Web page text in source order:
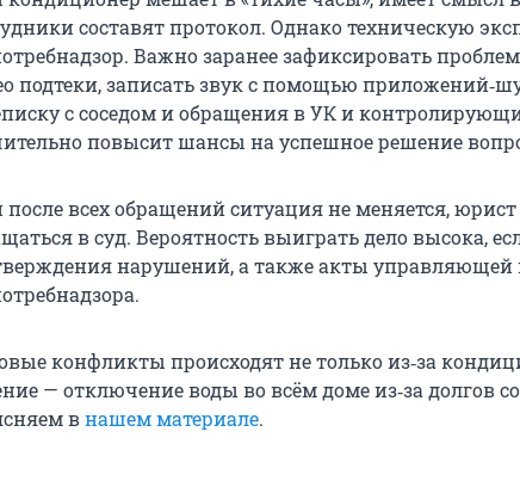
составят протокол. Однако техническую
Важно заранее зафиксировать
подтеки, записать звук с помощью
с соседом и обращения в УК и
повысит шансы на успешное решение
после всех обращений ситуация не меняется,
в суд. Вероятность выиграть дело высока,
нарушений, а также акты
конфликты происходят не только из‑за
— отключение воды во всём доме из‑за долгов
внашем материале.